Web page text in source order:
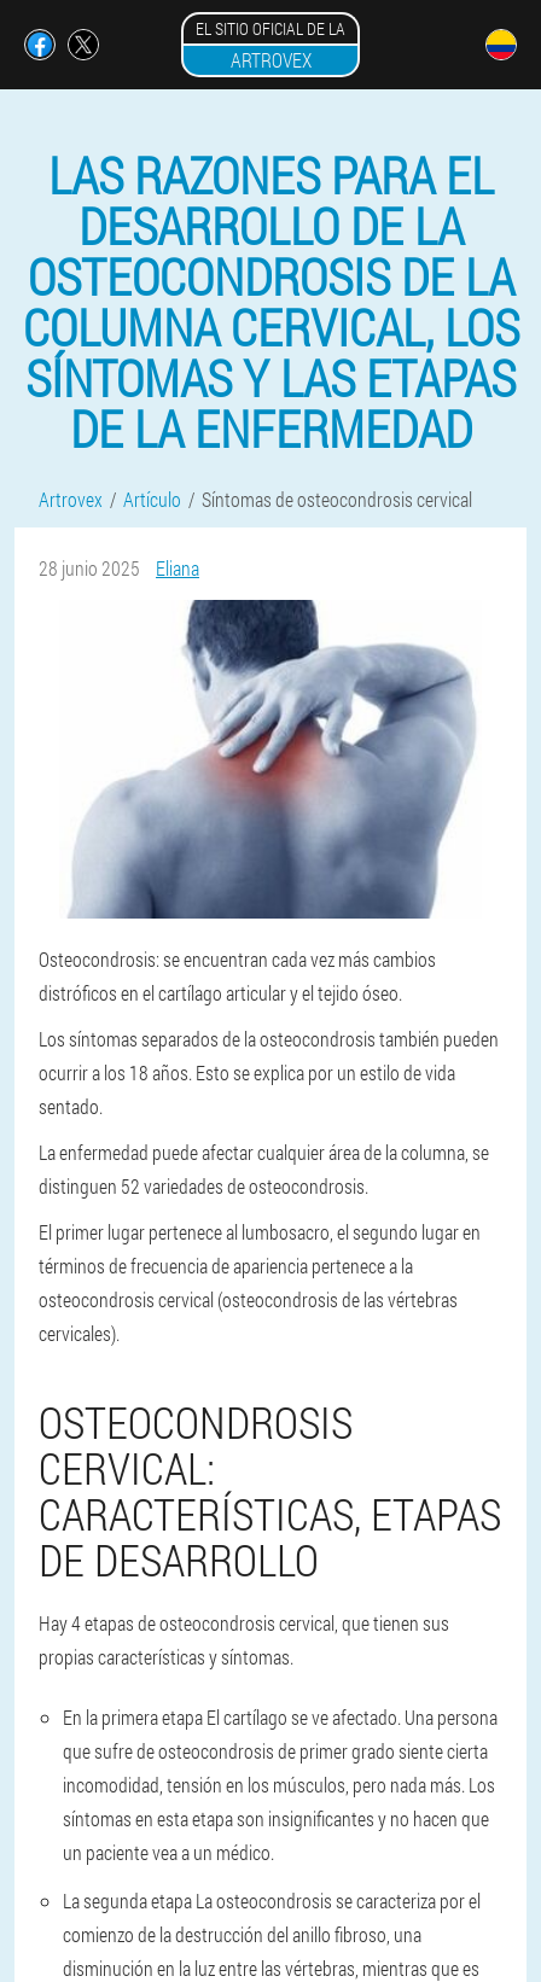
EL SITIO OFICIAL DE LA
ARTROVEX
LAS RAZONES PARA EL
DESARROLLO DE LA
OSTEOCONDROSIS DE LA
COLUMNA CERVICAL, LOS
SÍNTOMAS Y LAS ETAPAS
DE LA ENFERMEDAD
Artrovex Artículo Síntomas de osteocondrosis cervical
28 junio 2025 Eliana
Osteocondrosis: se encuentran cada vez más cambios
distróficos en el cartílago articular y el tejido óseo.
Los síntomas separados de la osteocondrosis también pueden
ocurrir a los 18 años. Esto se explica por un estilo de vida
sentado.
La enfermedad puede afectar cualquier área de la columna, se
distinguen 52 variedades de osteocondrosis.
El primer lugar pertenece al lumbosacro, el segundo lugar en
términos de frecuencia de apariencia pertenece a la
osteocondrosis cervical (osteocondrosis de las vértebras
cervicales).
OSTEOCONDROSIS
CERVICAL:
CARACTERÍSTICAS, ETAPAS
DE DESARROLLO
Hay 4 etapas de osteocondrosis cervical, que tienen sus
propias características y síntomas.
En la primera etapaEl cartílago se ve afectado. Una persona
que sufre de osteocondrosis de primer grado siente cierta
incomodidad, tensión en los músculos, pero nada más. Los
síntomas en esta etapa son insignificantes y no hacen que
un paciente vea a un médico.
La segunda etapaLa osteocondrosis se caracteriza por el
comienzo de la destrucción del anillo fibroso, una
disminución en la luz entre las vértebras, mientras que es